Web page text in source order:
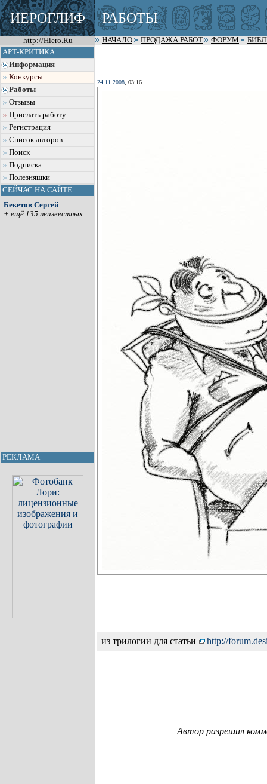
ИЕРОГЛИФ РАБОТЫ
http://Hiero.Ru НАЧАЛО ПРОДАЖА РАБОТ ФОРУМ
АРТ-КРИТИКА
Информация
Конкурсы
Работы
Отзывы
Прислать работу
Регистрация
Список авторов
Поиск
Подписка
Полезняшки
СЕЙЧАС НА САЙТЕ
Бекетов Сергей
+ ещё 135 неизвестных
РЕКЛАМА
24.11.2008 , 03:16
из трилогии для статьи http://for
Автор разрешил